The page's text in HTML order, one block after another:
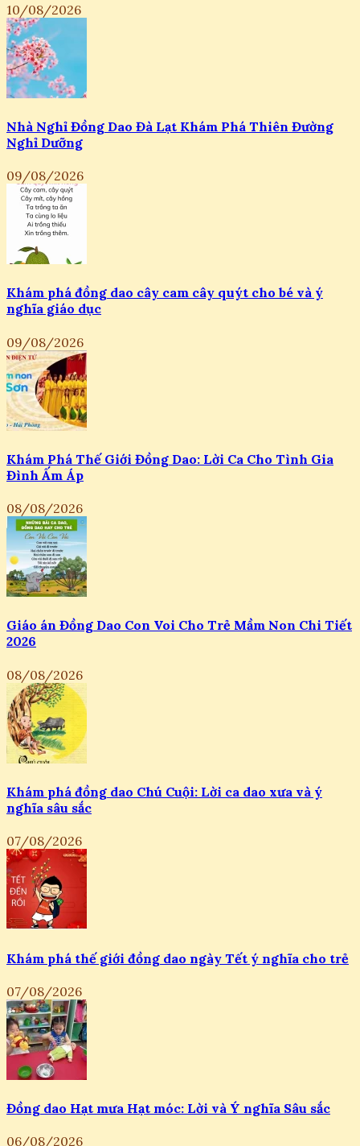
10/08/2026
Nhà Nghỉ Đồng Dao Đà Lạt Khám Phá Thiên Đường
Nghỉ Dưỡng
09/08/2026
Khám phá đồng dao cây cam cây quýt cho bé và ý
nghĩa giáo dục
09/08/2026
Khám Phá Thế Giới Đồng Dao: Lời Ca Cho Tình Gia
Đình Ấm Áp
08/08/2026
Giáo án Đồng Dao Con Voi Cho Trẻ Mầm Non Chi Tiết
2026
08/08/2026
Khám phá đồng dao Chú Cuội: Lời ca dao xưa và ý
nghĩa sâu sắc
07/08/2026
Khám phá thế giới đồng dao ngày Tết ý nghĩa cho trẻ
07/08/2026
Đồng dao Hạt mưa Hạt móc: Lời và Ý nghĩa Sâu sắc
06/08/2026